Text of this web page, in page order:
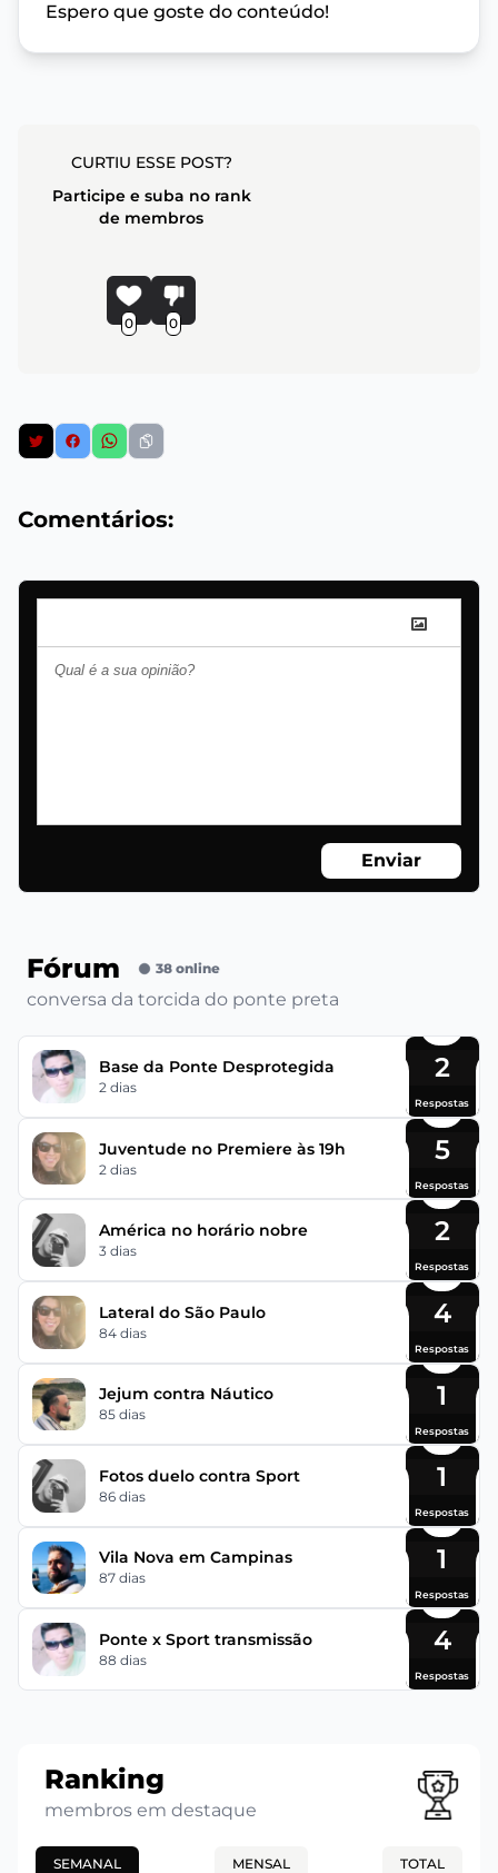
Espero que goste do conteúdo!
CURTIU ESSE POST?
Participe e suba no rank
de membros
0 0
Comentários:
Enviar
Fórum 38 online
conversa da torcida do ponte preta
Base da Ponte Desprotegida
2 dias
2
Respostas
Juventude no Premiere às 19h
2 dias
5
Respostas
América no horário nobre
3 dias
2
Respostas
Lateral do São Paulo
84 dias
4
Respostas
Jejum contra Náutico
85 dias
1
Respostas
Fotos duelo contra Sport
86 dias
1
Respostas
Vila Nova em Campinas
87 dias
1
Respostas
Ponte x Sport transmissão
88 dias
4
Respostas
Ranking
membros em destaque
SEMANAL MENSAL TOTAL